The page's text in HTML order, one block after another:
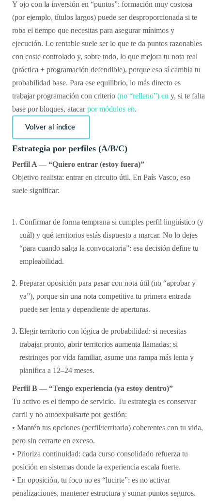
Y ojo con la inversión en “puntos”: formación muy costosa
(por ejemplo, títulos largos) puede ser desproporcionada si te
roba el tiempo que necesitas para asegurar mínimos y
ejecución. Lo rentable suele ser lo que te da puntos razonables
con coste controlado y, sobre todo, lo que mejora tu nota real
(práctica + programación defendible), porque eso sí cambia tu
probabilidad base. Para ese equilibrio, lo más directo es
trabajar programación con criterio (no “relleno”) en y, si te falta
base por bloques, atacarpor módulos en.
Volver al índice
Estrategia por perfiles (A/B/C)
Perfil A — “Quiero entrar (estoy fuera)”
Objetivo realista: entrar en circuito útil. En País Vasco, eso
suele significar:
Confirmar de forma temprana si cumples perfil lingüístico (y
cuál) y qué territorios estás dispuesto a marcar. No lo dejes
“para cuando salga la convocatoria”: esa decisión define tu
empleabilidad.
Preparar oposición para pasar con nota útil (no “aprobar y
ya”), porque sin una nota competitiva tu primera entrada
puede ser lenta y dependiente de aperturas.
Elegir territorio con lógica de probabilidad: si necesitas
trabajar pronto, abrir territorios aumenta llamadas; si
restringes por vida familiar, asume una rampa más lenta y
planifica a 12–24 meses.
Perfil B — “Tengo experiencia (ya estoy dentro)”
Tu activo es el tiempo de servicio. Tu estrategia es conservar
carril y no autoexpulsarte por gestión:
• Mantén tus opciones (perfil/territorio) coherentes con tu vida,
pero sin cerrarte en exceso.
• Prioriza continuidad: cada curso consolidado refuerza tu
posición en sistemas donde la experiencia escala fuerte.
• En oposición, tu foco no es “lucirte”: es no activar
penalizaciones, mantener estructura y sumar puntos seguros.